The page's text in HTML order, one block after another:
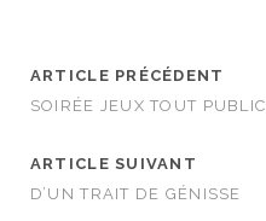
ARTICLE PRÉCÉDENT
SOIRÉE JEUX TOUT PUBLIC
ARTICLE SUIVANT
D’UN TRAIT DE GÉNISSE